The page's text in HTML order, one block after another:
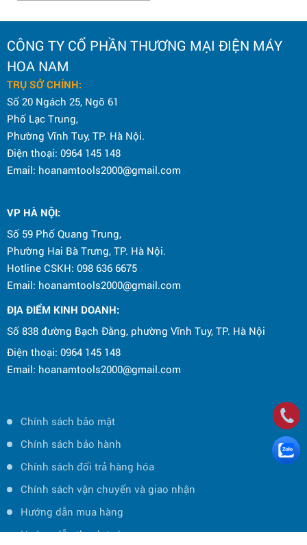
CÔNG TY CỔ PHẦN THƯƠNG MẠI ĐIỆN MÁY
HOA NAM
TRỤ SỞ CHÍNH:
Số 20 Ngách 25, Ngõ 61
Phố Lạc Trung,
Phường Vĩnh Tuy, TP. Hà Nội.
Điện thoại: 0964 145 148
Email: hoanamtools2000@gmail.com
VP HÀ NỘI:
Số 59 Phố Quang Trung,
Phường Hai Bà Trưng, TP. Hà Nội.
Hotline CSKH: 098 636 6675
Email: hoanamtools2000@gmail.com
ĐỊA ĐIỂM KINH DOANH:
Số 838 đường Bạch Đằng, phường Vĩnh Tuy, TP. Hà Nội
Điện thoại: 0964 145 148
Email: hoanamtools2000@gmail.com
Chính sách bảo mật
Chính sách bảo hành
Chính sách đổi trả hàng hóa
Chính sách vận chuyển và giao nhận
Hướng dẫn mua hàng
Hướng dẫn thanh toán